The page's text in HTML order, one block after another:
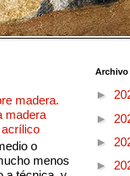
madera.
madera
o
menos
►
►
►
►